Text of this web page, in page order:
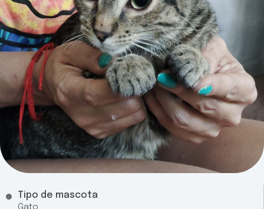
Tipo de mascota
Gato